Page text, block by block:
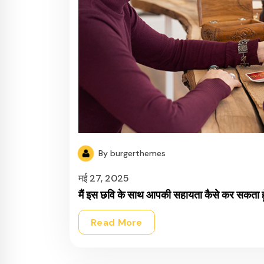
By burgerthemes
मई 27, 2025
मैं इस छवि के साथ आपकी सहायता कैसे कर सकता
Read More